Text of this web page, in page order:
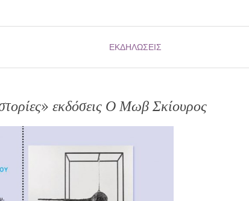
ΕΚΔΗΛΏΣΕΙΣ
εκδόσεις Ο Μωβ Σκίουρος